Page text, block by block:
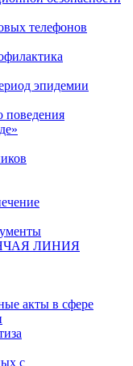
телефонов
эпидемии
поведения
ЛИНИЯ
акты в сфере
с